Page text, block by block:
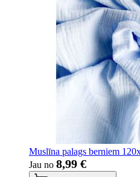
Muslīna palags berniem
Jau no 8,99 €